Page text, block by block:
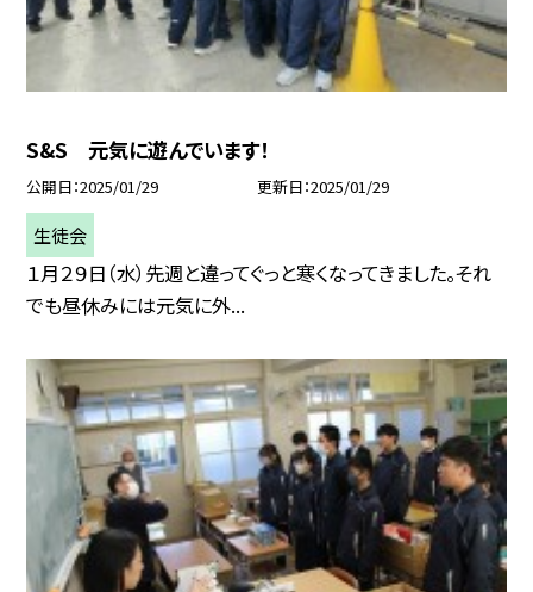
S&S 元気に遊んでいます！
公開日 2025/01/29 更新日 2025/01/29
生徒会
１月２９日（水）先週と違ってぐっと寒くなってきました。それ
でも昼休みには元気に外...